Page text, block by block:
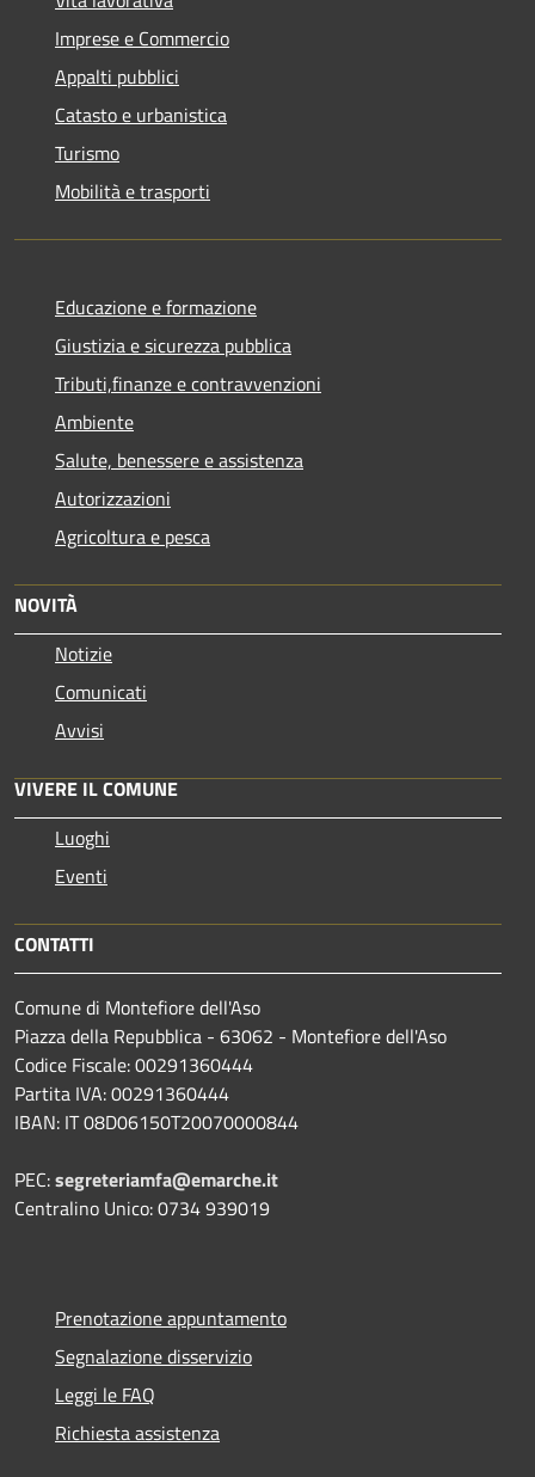
Imprese e Commercio
Appalti pubblici
Catasto e urbanistica
Turismo
Mobilità e trasporti
Educazione e formazione
Giustizia e sicurezza pubblica
Tributi,finanze e contravvenzioni
Ambiente
Salute, benessere e assistenza
Autorizzazioni
Agricoltura e pesca
NOVITÀ
Notizie
Comunicati
Avvisi
VIVERE IL COMUNE
Luoghi
Eventi
CONTATTI
Comune di Montefiore dell'Aso
Piazza della Repubblica - 63062 - Montefiore dell'Aso
Codice Fiscale: 00291360444
Partita IVA: 00291360444
IBAN: IT 08D06150T20070000844
PEC:segreteriamfa@emarche.it
Centralino Unico: 0734 939019
Prenotazione appuntamento
Segnalazione disservizio
Leggi le FAQ
Richiesta assistenza